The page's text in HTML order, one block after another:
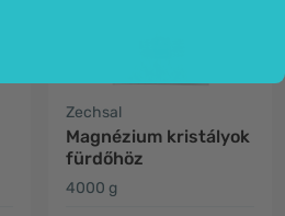
Zechsal
Magnézium kristályok
fürdőhöz
4000 g